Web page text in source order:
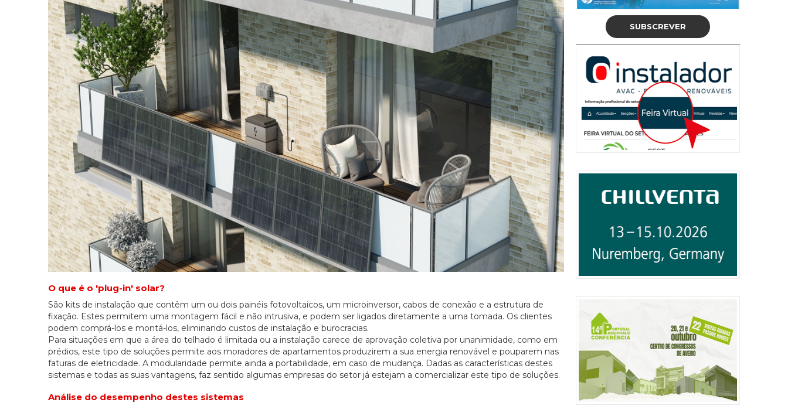
O que é o 'plug-in' solar?
São kits de instalação que contêm um ou dois painéis fotovoltaicos, um microinversor, cabos de conexão e a estrutura de
fixação. Estes permitem uma montagem fácil e não intrusiva, e podem ser ligados diretamente a uma tomada. Os clientes
podem comprá-los e montá-los, eliminando custos de instalação e burocracias.
Para situações em que a área do telhado é limitada ou a instalação carece de aprovação coletiva por unanimidade, como em
prédios, este tipo de soluções permite aos moradores de apartamentos produzirem a sua energia renovável e pouparem nas
faturas de eletricidade. A modularidade permite ainda a portabilidade, em caso de mudança. Dadas as características destes
sistemas e todas as suas vantagens, faz sentido algumas empresas do setor já estejam a comercializar este tipo de soluções.
Análise do desempenho destes sistemas
SUBSCREVER